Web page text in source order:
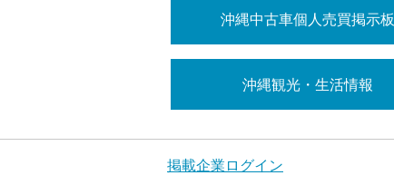
沖縄中古車個人売買掲示板
沖縄観光・生活情報
掲載企業ログイン